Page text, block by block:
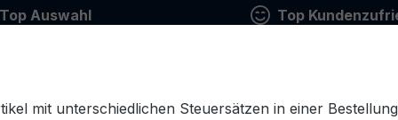
Top Auswahl Top
mit unterschiedlichen Steuersätzen in einer